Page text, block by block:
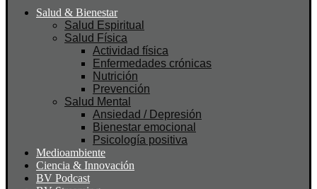
Salud & Bienestar
Salud Espiritual
Salud Física
Actividad física
Enfermedades crónicas
Nutrición
Prevención
Salud Mental
Ansiedad / Depresión
Bienestar emocional
Psicología positiva
Medioambiente
Ciencia & Innovación
BV Podcast